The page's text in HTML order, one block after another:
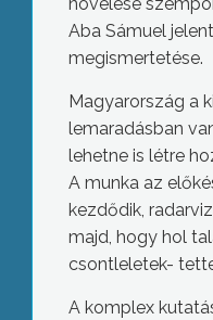
Aba Sámuel
megismertetése.
Magyarország a
lemaradásban
lehetne is létre
A munka az
kezdődik,
majd, hogy hol
csontleletek-
A komplex